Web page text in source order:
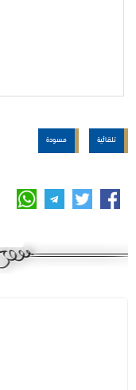
تلقائية مسودة